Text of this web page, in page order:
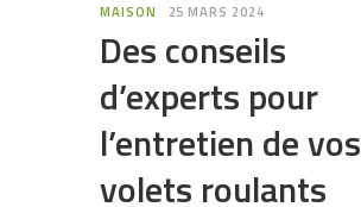
MAISON 25 MARS 2024
Des conseils
d’experts pour
l’entretien de vos
volets roulants